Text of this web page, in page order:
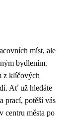
míst, ale
bydlením.
z klíčových
Ať už hledáte
prací, potěší vás
centru města po